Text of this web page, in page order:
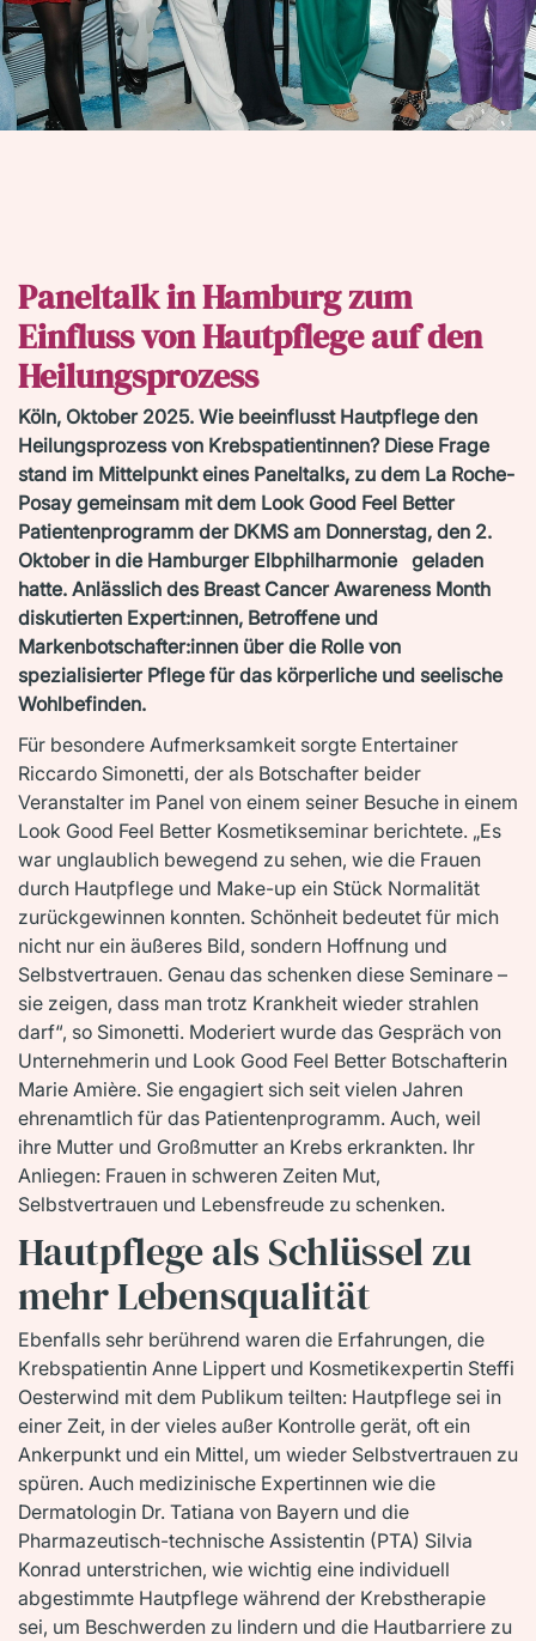
Paneltalk in Hamburg zum
Einfluss von Hautpflege auf den
Heilungsprozess
Köln, Oktober 2025. Wie beeinflusst Hautpflege den
Heilungsprozess von Krebspatientinnen? Diese Frage
stand im Mittelpunkt eines Paneltalks, zu dem La Roche-
Posay gemeinsam mit dem Look Good Feel Better
Patientenprogramm der DKMS am Donnerstag, den 2.
Oktober in die Hamburger Elbphilharmonie geladen
hatte. Anlässlich des Breast Cancer Awareness Month
diskutierten Expert:innen, Betroffene und
Markenbotschafter:innen über die Rolle von
spezialisierter Pflege für das körperliche und seelische
Wohlbefinden.
Für besondere Aufmerksamkeit sorgte Entertainer
Riccardo Simonetti, der als Botschafter beider
Veranstalter im Panel von einem seiner Besuche in einem
Look Good Feel Better Kosmetikseminar berichtete. „Es
war unglaublich bewegend zu sehen, wie die Frauen
durch Hautpflege und Make-up ein Stück Normalität
zurückgewinnen konnten. Schönheit bedeutet für mich
nicht nur ein äußeres Bild, sondern Hoffnung und
Selbstvertrauen. Genau das schenken diese Seminare –
sie zeigen, dass man trotz Krankheit wieder strahlen
darf“, so Simonetti. Moderiert wurde das Gespräch von
Unternehmerin und Look Good Feel Better Botschafterin
Marie Amière. Sie engagiert sich seit vielen Jahren
ehrenamtlich für das Patientenprogramm. Auch, weil
ihre Mutter und Großmutter an Krebs erkrankten. Ihr
Anliegen: Frauen in schweren Zeiten Mut,
Selbstvertrauen und Lebensfreude zu schenken.
Hautpflege als Schlüssel zu
mehr Lebensqualität
Ebenfalls sehr berührend waren die Erfahrungen, die
Krebspatientin Anne Lippert und Kosmetikexpertin Steffi
Oesterwind mit dem Publikum teilten: Hautpflege sei in
einer Zeit, in der vieles außer Kontrolle gerät, oft ein
Ankerpunkt und ein Mittel, um wieder Selbstvertrauen zu
spüren. Auch medizinische Expertinnen wie die
Dermatologin Dr. Tatiana von Bayern und die
Pharmazeutisch-technische Assistentin (PTA) Silvia
Konrad unterstrichen, wie wichtig eine individuell
abgestimmte Hautpflege während der Krebstherapie
sei, um Beschwerden zu lindern und die Hautbarriere zu